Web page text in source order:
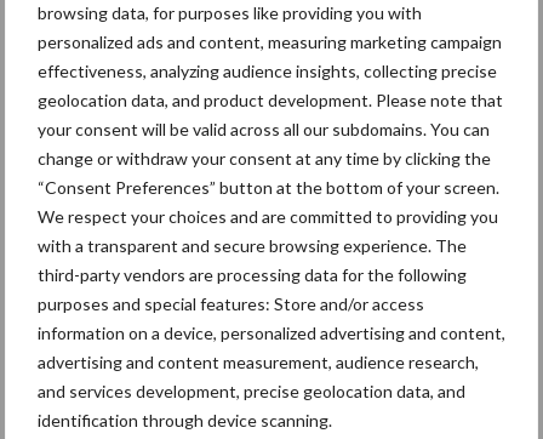
browsing data, for purposes like providing you with
personalized ads and content, measuring marketing campaign
effectiveness, analyzing audience insights, collecting precise
geolocation data, and product development. Please note that
your consent will be valid across all our subdomains. You can
change or withdraw your consent at any time by clicking the
“Consent Preferences” button at the bottom of your screen.
We respect your choices and are committed to providing you
with a transparent and secure browsing experience. The
third-party vendors are processing data for the following
purposes and special features: Store and/or access
information on a device, personalized advertising and content,
advertising and content measurement, audience research,
and services development, precise geolocation data, and
identification through device scanning.
ForFarmers ziet volume en
marktaandeel groeien in
krimpende Nederlandse
markt
Themapagina's
Diergezondheid Bemesting Fokkerij